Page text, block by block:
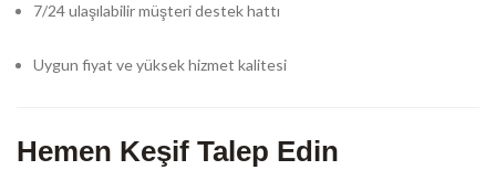
7/24 ulaşılabilir müşteri destek hattı
Uygun fiyat ve yüksek hizmet kalitesi
Hemen Keşif Talep Edin